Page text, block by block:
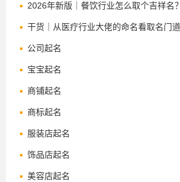
2026年新版｜餐饮行业怎么取个吉祥名
名法
干货｜从医疗行业大佬的命名看取名门道
公司起名
宝宝起名
商铺起名
商标起名
服装店起名
饰品店起名
美容店起名